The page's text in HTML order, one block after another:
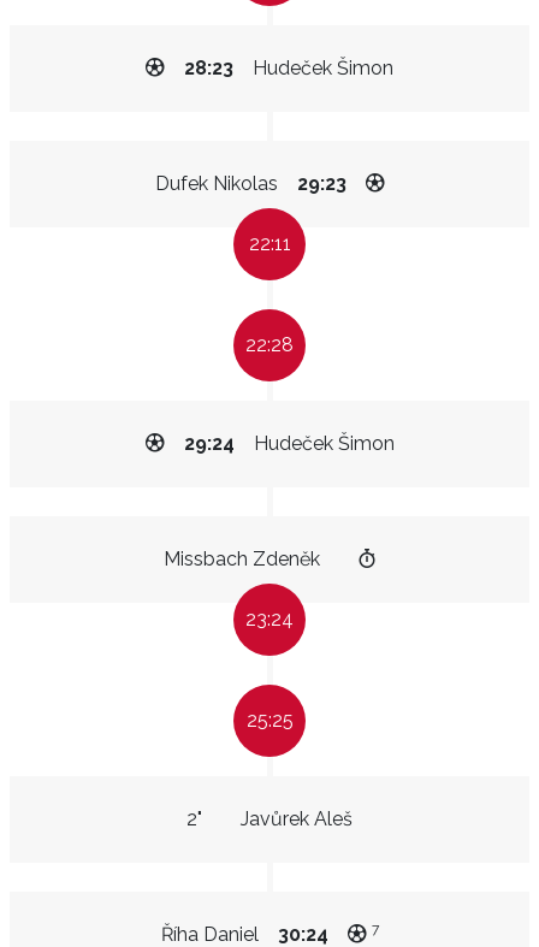
Hudeček Šimon
28:23
Dufek Nikolas 29:23
22:11
22:28
Hudeček Šimon
29:24
Missbach Zdeněk
23:24
25:25
Javůrek Aleš
2"
Říha Daniel 30:24 7